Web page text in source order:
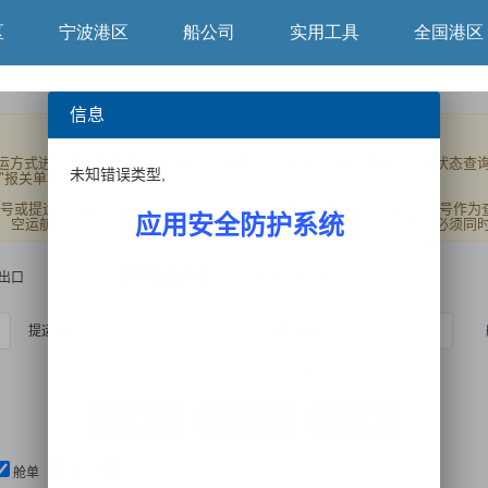
宁波港区 船公司 实用工具 全国港区